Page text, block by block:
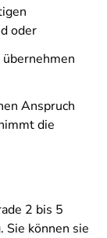
oder
Anspruch
die
2 bis 5
Sie können sie